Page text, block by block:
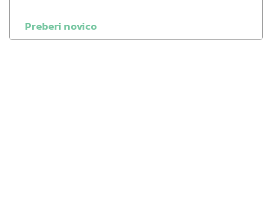
Preberi novico